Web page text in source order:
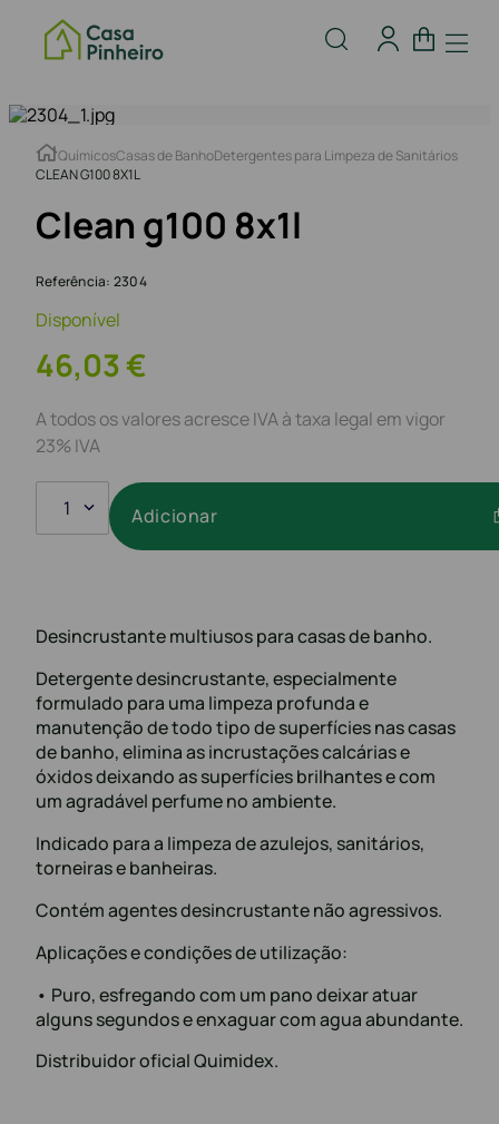
QuímicosCasas de BanhoDetergentes para Limpeza de Sanitários
CLEAN G100 8X1L
Clean g100 8x1l
Referência: 2304
Disponível
46,03€
A todos os valores acresce IVA à taxa legal em vigor
23% IVA
1 Adicionar
Desincrustante multiusos para casas de banho.
Detergente desincrustante, especialmente
formulado para uma limpeza profunda e
manutenção de todo tipo de superfícies nas casas
de banho, elimina as incrustações calcárias e
óxidos deixando as superfícies brilhantes e com
um agradável perfume no ambiente.
Indicado para a limpeza de azulejos, sanitários,
torneiras e banheiras.
Contém agentes desincrustante não agressivos.
Aplicações e condições de utilização:
• Puro, esfregando com um pano deixar atuar
alguns segundos e enxaguar com agua abundante.
Distribuidor oficial Quimidex.